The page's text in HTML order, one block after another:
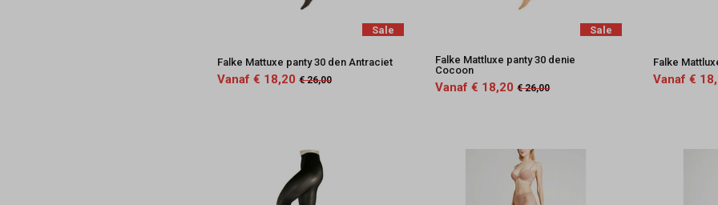
Sale
Falke Mattuxe panty 30 den Antraciet
Vanaf € 18,20 € 26,00
Sale
Falke Mattluxe panty 30 denie
Cocoon
Vanaf € 18,20 € 26,00
Falke
Vanaf €